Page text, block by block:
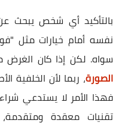
بالتأكيد أي شخص يبحث
سواه. لكن إذا كان
الصورة، ربما لأن الخلفية
فهذا الأمر لا يستدعي
تقنيات معقدة